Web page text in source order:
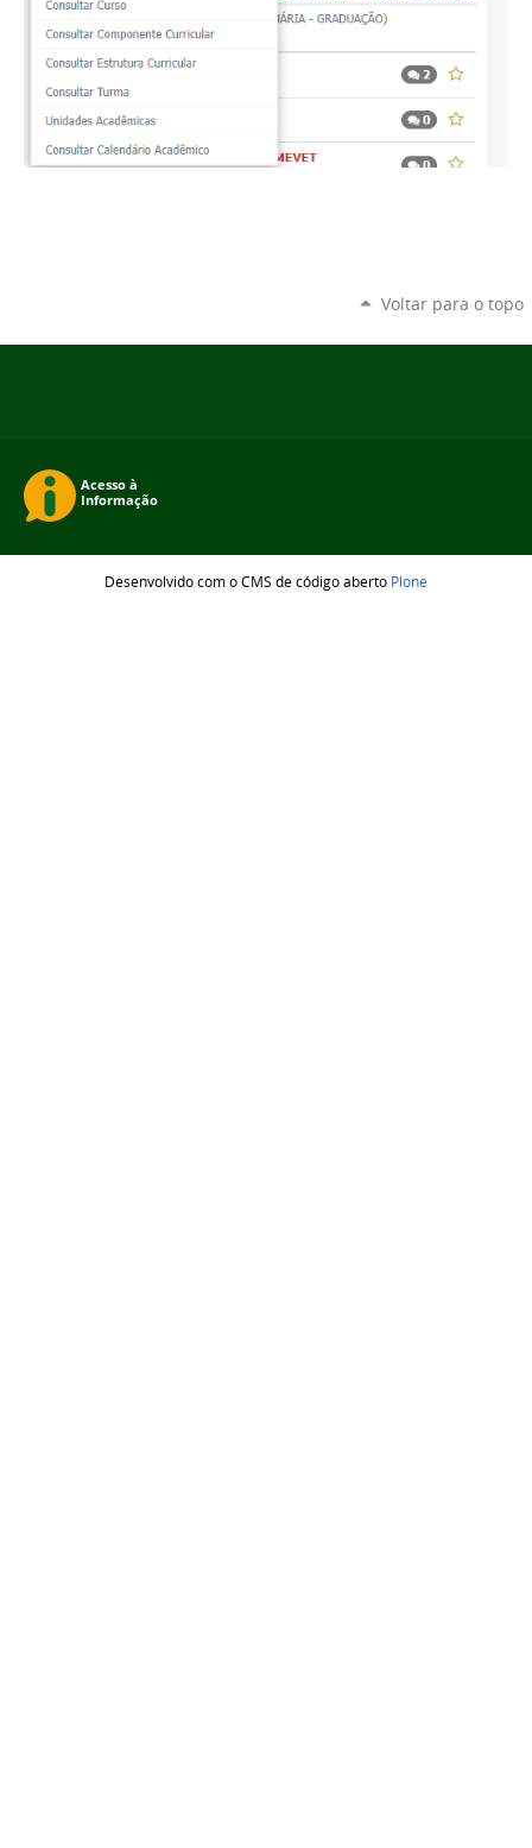
Voltar para o topo
Desenvolvido com o CMS de código aberto Plone